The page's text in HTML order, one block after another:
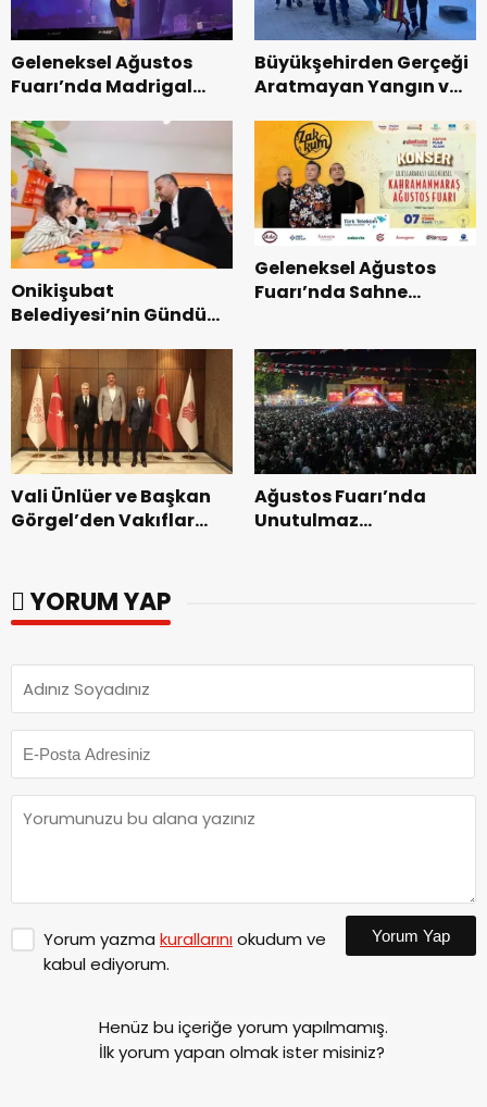
Geleneksel Ağustos
Fuarı’nda Madrigal
Büyükşehirden Gerçeği
Aratmayan Yangın ve
Onikişubat
Belediyesi’nin Gündüz
dönemin ön kayıtları
başladı.
Geleneksel Ağustos
Fuarı’nda Sahne
Vali Ünlüer ve Başkan
Görgel’den Vakıflar
Ağustos Fuarı’nda
Unutulmaz
YORUM YAP
Yorum yazma kurallarınıokudum ve
kabul ediyorum.
Yorum Yap
Henüz bu içeriğe yorum yapılmamış.
İlk yorum yapan olmak ister misiniz?